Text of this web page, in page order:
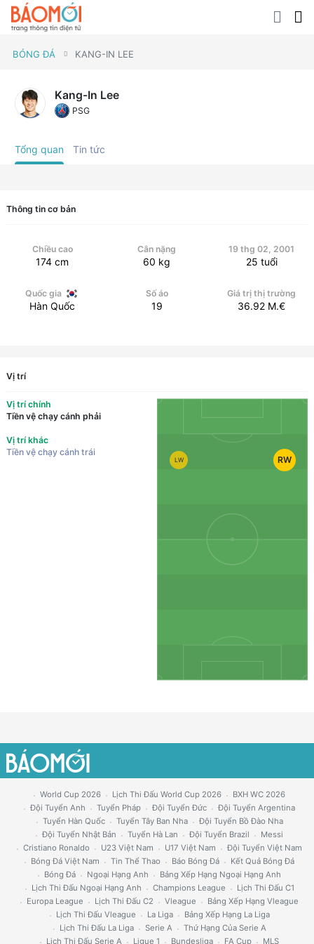
BÓNG ĐÁ KANG-IN LEE
Kang-In Lee
PSG
Tổng quan Tin tức
Thông tin cơ bản
Chiều cao
174 cm
Cân nặng
60 kg
19 thg 02, 2001
25 tuổi
Quốc gia
Hàn Quốc
Số áo
19
Giá trị thị trường
36.92 M.€
Vị trí
Vị trí chính
Tiền vệ chạy cánh phải
Vị trí khác
Tiền vệ chạy cánh trái
RW
LW
World Cup 2026 Lịch Thi Đấu World Cup 2026
BXH WC 2026
Đội Tuyển Anh
Tuyển Pháp Đội Tuyển Đức
Đội Tuyển Argentina
Tuyển Hàn Quốc
Tuyển Tây Ban Nha
Đội Tuyển Bồ Đào Nha
Đội Tuyển Nhật Bản
Tuyển Hà Lan Đội Tuyển Brazil
Messi
Cristiano Ronaldo
U23 Việt Nam U17 Việt Nam
Đội Tuyển Việt Nam
Bóng Đá Việt Nam
Tin Thể Thao Báo Bóng Đá
Kết Quả Bóng Đá
Bóng Đá
Ngoại Hạng Anh
Bảng Xếp Hạng Ngoại Hạng Anh
Lịch Thi Đấu Ngoại Hạng Anh
Champions League
Lịch Thi Đấu C1
Europa League
Lịch Thi Đấu C2 Vleague
Bảng Xếp Hạng Vleague
Lịch Thi Đấu Vleague
La Liga
Bảng Xếp Hạng La Liga
Lịch Thi Đấu La Liga
Serie A
Thứ Hạng Của Serie A
Lịch Thi Đấu Serie A
Ligue 1 Bundesliga FA Cup MLS